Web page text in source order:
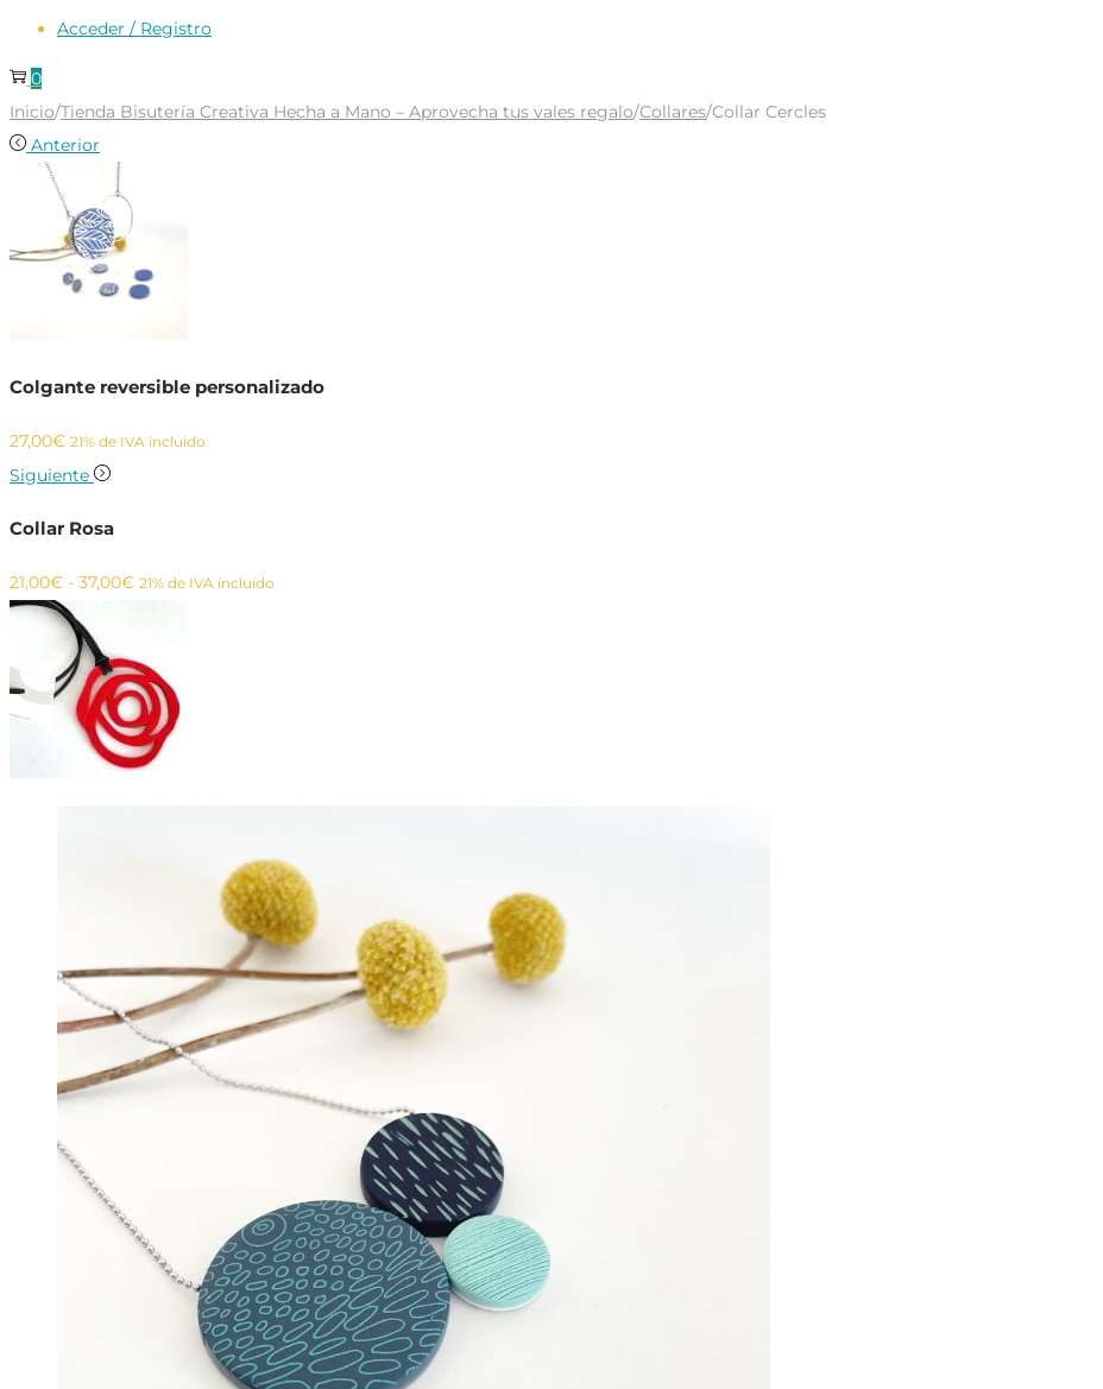
Acceder / Registro
0
Inicio/Tienda Bisutería Creativa Hecha a Mano – Aprovecha tus vales regalo/Collares/Collar Cercles
Anterior
Colgante reversible personalizado
27,00€ 21% de IVA incluido
Siguiente
Collar Rosa
21,00€ - 37,00€Rango
desde
21,00€
hasta
21% de IVA incluido